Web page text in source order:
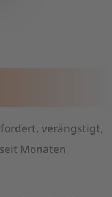
verängstigt,
Monaten